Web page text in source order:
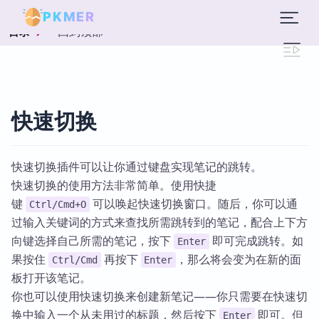
PKMER
目录 回到顶部
快速切换
快速切换插件可以让你通过键盘实现笔记的跳转。
快速切换的使用方法非常简单。使用快捷
键
Ctrl/Cmd+O 可以唤起快速切换窗口。随后，你可以通
过输入关键词的方式来查找所需跳转到的笔记，配合上下方
向键选择自己所需的笔记，按下
Enter
即可完成跳转。如
果按住
Ctrl/Cmd 再按下 Enter
，那么将会变为在新的面
板打开该笔记。
你也可以使用快速切换来创建新笔记——你只需要在快速切
换中输入一个从未用过的标题，然后按下
Enter 即可。但